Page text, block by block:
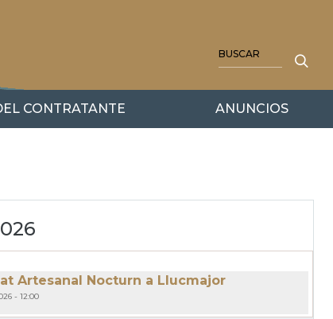
CONTRATANTE ANUNCIOS
Artesanal Nocturn a Llucmajor
- 12:00